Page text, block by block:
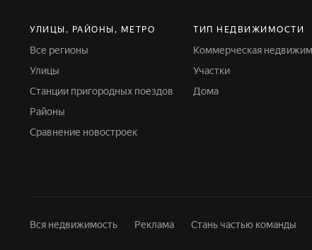
УЛИЦЫ, РАЙОНЫ, МЕТРО
Все регионы
Улицы
Станции пригородных поездов
Районы
Сравнение новостроек
ТИП НЕДВИЖИМОСТИ
Коммерческая
Участки
Дома
Вся недвижимость Реклама Стань частью команды